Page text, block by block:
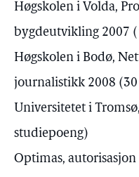
Høgskolen i Volda,
bygdeutvikling 2007
Høgskolen i Bodø,
journalistikk 2008
Universitetet i
studiepoeng)
Optimas,